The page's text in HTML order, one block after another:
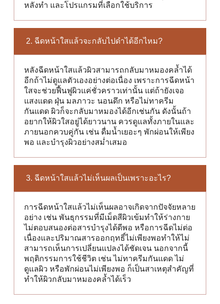
หลังทำ และโปรแกรมที่เลือกใช้บริการ
2. ฉีดหน้าใสแล้วจะกลับไปดำได้อีกไหม?
หลังฉีดหน้าใสแล้วผิวสามารถกลับมาหมองคล้ำได้
อีกถ้าไม่ดูแลตัวเองอย่างต่อเนื่อง เพราะการฉีดหน้า
ใสจะช่วยฟื้นฟูผิวแค่ชั่วคราวเท่านั้น แต่ถ้ายังเจอ
แสงแดด ฝุ่น มลภาวะ นอนดึก หรือไม่ทาครีม
กันแดด ผิวก็จะกลับมาหมองได้อีกเช่นกัน ดังนั้นถ้า
อยากให้ผิวใสอยู่ได้ยาวนาน ควรดูแลทั้งภายในและ
ภายนอกควบคู่กัน เช่น ดื่มน้ำเยอะๆ พักผ่อนให้เพียง
พอ และบำรุงผิวอย่างสม่ำเสมอ
3. ฉีดหน้าใสแล้วไม่เห็นผลเป็นเพราะอะไร?
การฉีดหน้าใสแล้วไม่เห็นผลอาจเกิดจากปัจจัยหลาย
อย่าง เช่น พันธุกรรมที่มีเม็ดสีผิวเข้มทำให้ร่างกาย
ไม่ตอบสนองต่อสารบำรุงได้ดีพอ หรือการฉีดไม่ต่อ
เนื่องและปริมาณสารออกฤทธิ์ไม่เพียงพอทำให้ไม่
สามารถเห็นการเปลี่ยนแปลงได้ชัดเจน นอกจากนี้
พฤติกรรมการใช้ชีวิต เช่น ไม่ทาครีมกันแดด ไม่
ดูแลผิว หรือพักผ่อนไม่เพียงพอ ก็เป็นสาเหตุสำคัญที่
ทำให้ผิวกลับมาหมองคล้ำได้เร็ว